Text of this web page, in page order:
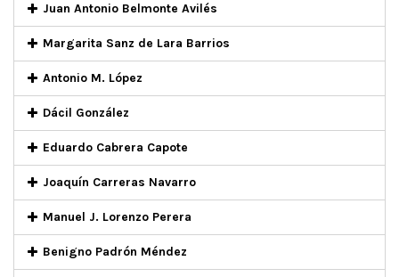
Juan Antonio Belmonte Avilés
Margarita Sanz de Lara Barrios
Antonio M. López
Dácil González
Eduardo Cabrera Capote
Joaquín Carreras Navarro
Manuel J. Lorenzo Perera
Benigno Padrón Méndez